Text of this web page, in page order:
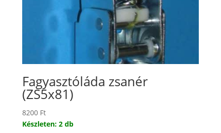
Fagyasztóláda zsanér
(ZS5x81)
8200 Ft
Készleten: 2 db